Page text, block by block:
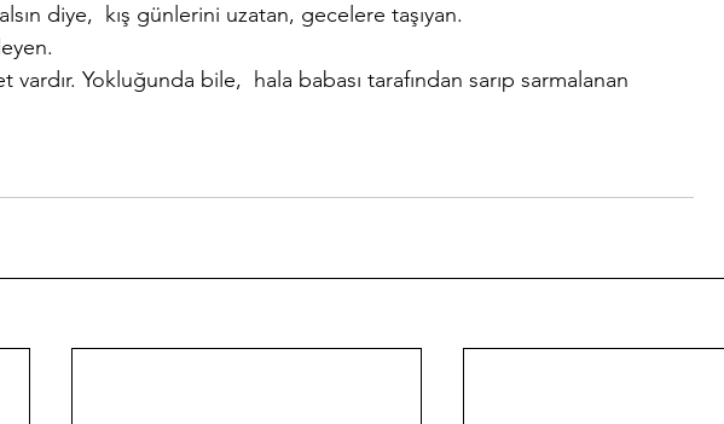
diye,  kış günlerini uzatan, gecelere taşıyan.
vardır. Yokluğunda bile,  hala babası tarafından sarıp sarmalanan